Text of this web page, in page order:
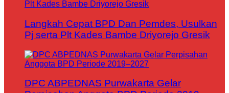
Langkah Cepat BPD Dan Pemdes, Usulkan
Pj serta Plt Kades Bambe Driyorejo Gresik
DPC ABPEDNAS Purwakarta Gelar